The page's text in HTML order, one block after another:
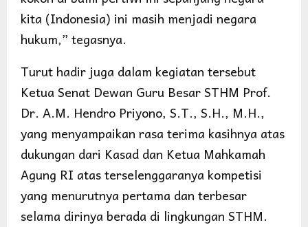
kita (Indonesia) ini masih menjadi negara
hukum,” tegasnya.
Turut hadir juga dalam kegiatan tersebut
Ketua Senat Dewan Guru Besar STHM Prof.
Dr. A.M. Hendro Priyono, S.T., S.H., M.H.,
yang menyampaikan rasa terima kasihnya atas
dukungan dari Kasad dan Ketua Mahkamah
Agung RI atas terselenggaranya kompetisi
yang menurutnya pertama dan terbesar
selama dirinya berada di lingkungan STHM.